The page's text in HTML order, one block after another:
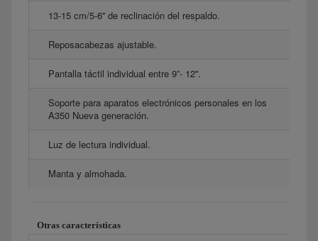
13-15 cm/5-6'' de reclinación del respaldo.
Reposacabezas ajustable.
Pantalla táctil individual entre 9”- 12''.
Soporte para aparatos electrónicos personales en los
A350 Nueva generación.
Luz de lectura individual.
Manta y almohada.
Otras características